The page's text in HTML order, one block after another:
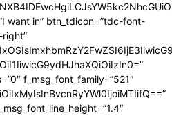
want in” btn_tdicon=”tdc-font-
f_msg_font_family=”521″